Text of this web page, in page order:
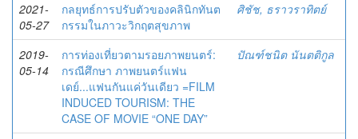
2021-
05-27
กลยุทธ์การปรับตัวของคลินิกทันต
กรรมในภาวะวิกฤตสุขภาพ
ศิชัช, ธราวราทิตย์
2019-
05-14
การท่องเที่ยวตามรอยภาพยนตร์:
กรณีศึกษา ภาพยนตร์แฟน
เดย์...แฟนกันแค่วันเดียว =FILM
INDUCED TOURISM: THE
CASE OF MOVIE “ONE DAY”
ปัณฑ์ชนิต นันตติกูล